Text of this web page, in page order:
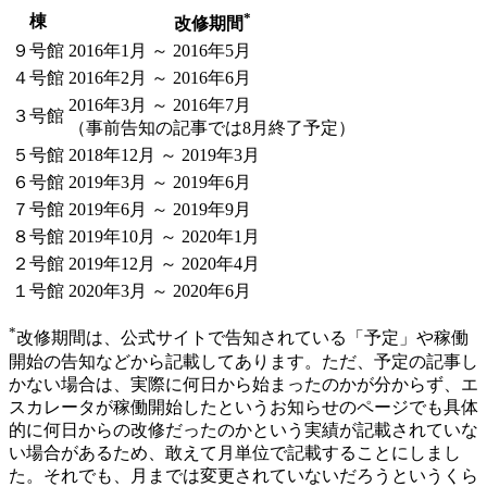
棟 改修期間*
９号館 2016年1月 ～ 2016年5月
４号館 2016年2月 ～ 2016年6月
３号館
2016年3月 ～ 2016年7月
（事前告知の記事では8月終了予定）
５号館 2018年12月 ～ 2019年3月
６号館 2019年3月 ～ 2019年6月
７号館 2019年6月 ～ 2019年9月
８号館 2019年10月 ～ 2020年1月
２号館 2019年12月 ～ 2020年4月
１号館 2020年3月 ～ 2020年6月
*改修期間は、公式サイトで告知されている「予定」や稼働
開始の告知などから記載してあります。ただ、予定の記事し
かない場合は、実際に何日から始まったのかが分からず、エ
スカレータが稼働開始したというお知らせのページでも具体
的に何日からの改修だったのかという実績が記載されていな
い場合があるため、敢えて月単位で記載することにしまし
た。それでも、月までは変更されていないだろうというくら